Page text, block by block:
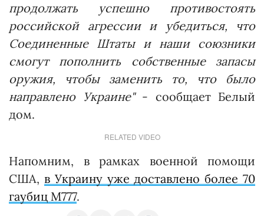
продолжать успешно противостоять
российской агрессии и убедиться, что
Соединенные Штаты и наши союзники
смогут пополнить собственные запасы
оружия, чтобы заменить то, что было
направлено Украине"- сообщает Белый
дом.
RELATED VIDEO
Напомним, в рамках военной помощи
США, в Украину уже доставлено более 70
гаубиц M777.